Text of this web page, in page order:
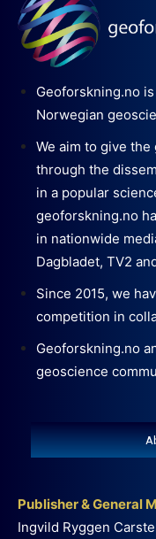
Geoforskning.no
Norwegian
We aim to give
through the
in a popular
geoforskning.no
in nationwide
Dagbladet, TV2
Since 2015, we
competition in
Geoforskning.no
geoscience
Publisher & General
Ingvild Ryggen